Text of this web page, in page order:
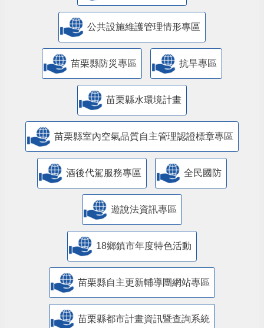
​公共設施維護管理情形專區
苗栗縣防災專區 抗旱專區
苗栗縣水環境計畫
苗栗縣室內空氣品質自主管理認證標章專區
酒後代駕服務專區 全民國防
遊說法資訊專區
18鄉鎮市年度特色活動
苗栗縣自主更新輔導團網站專區
苗栗縣都市計畫資訊暨查詢系統